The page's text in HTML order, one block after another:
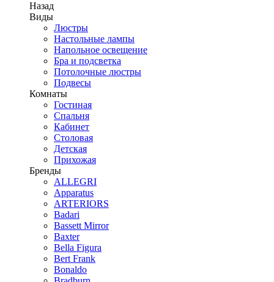
Назад
Виды
Люстры
Настольные лампы
Напольное освещение
Бра и подсветка
Потолочные люстры
Подвесы
Комнаты
Гостиная
Спальня
Кабинет
Столовая
Детская
Прихожая
Бренды
ALLEGRI
Apparatus
ARTERIORS
Badari
Bassett Mirror
Baxter
Bella Figura
Bert Frank
Bonaldo